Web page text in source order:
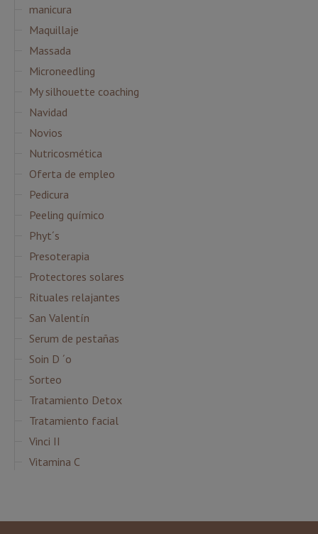
manicura
Maquillaje
Massada
Microneedling
My silhouette coaching
Navidad
Novios
Nutricosmética
Oferta de empleo
Pedicura
Peeling químico
Phyt´s
Presoterapia
Protectores solares
Rituales relajantes
San Valentín
Serum de pestañas
Soin D ´o
Sorteo
Tratamiento Detox
Tratamiento facial
Vinci II
Vitamina C